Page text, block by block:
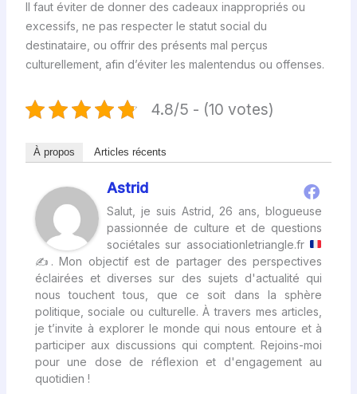
Il faut éviter de donner des cadeaux inappropriés ou
excessifs, ne pas respecter le statut social du
destinataire, ou offrir des présents mal perçus
culturellement, afin d’éviter les malentendus ou offenses.
4.8/5 - (10 votes)
À propos Articles récents
Astrid
Salut, je suis Astrid, 26 ans, blogueuse
passionnée de culture et de questions
sociétales sur associationletriangle.fr
✍ . Mon objectif est de partager des perspectives
éclairées et diverses sur des sujets d'actualité qui
nous touchent tous, que ce soit dans la sphère
politique, sociale ou culturelle. À travers mes articles,
je t’invite à explorer le monde qui nous entoure et à
participer aux discussions qui comptent. Rejoins-moi
pour une dose de réflexion et d'engagement au
quotidien !